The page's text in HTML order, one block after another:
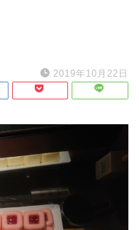
2019年10月22日